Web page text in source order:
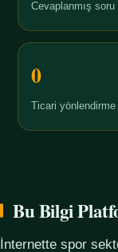
Cevaplanmış soru
0
Ticari yönlendirme
Bu Bilgi
İnternette spor